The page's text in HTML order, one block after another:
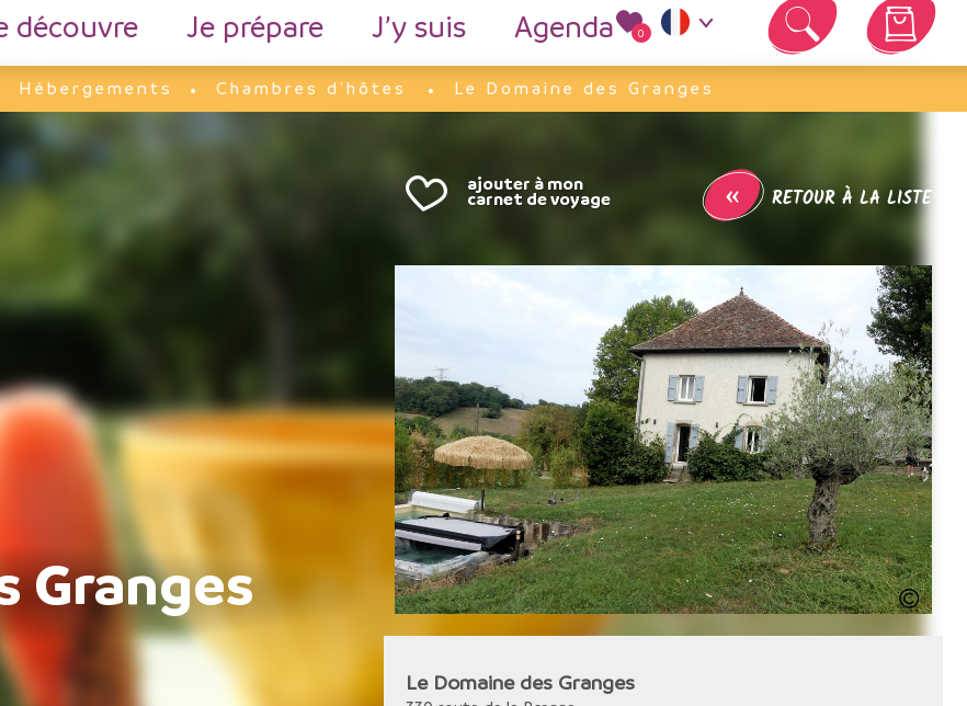
découvre Je prépare J’y suis Agenda 0
Votre panier est vide
Hébergements Chambres d'hôtes Le Domaine des Granges
Granges
« RETOUR À LA LISTE
Le Domaine des Granges